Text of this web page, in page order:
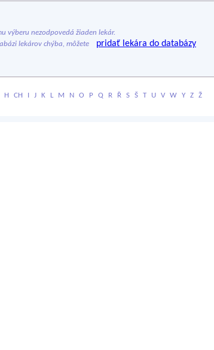
výberu nezodpovedá žiaden lekár.
lekárov chýba, môžete
pridať lekára do databázy
H CH I J K L M N O P Q R Ř S Š T U V W Y Z Ž